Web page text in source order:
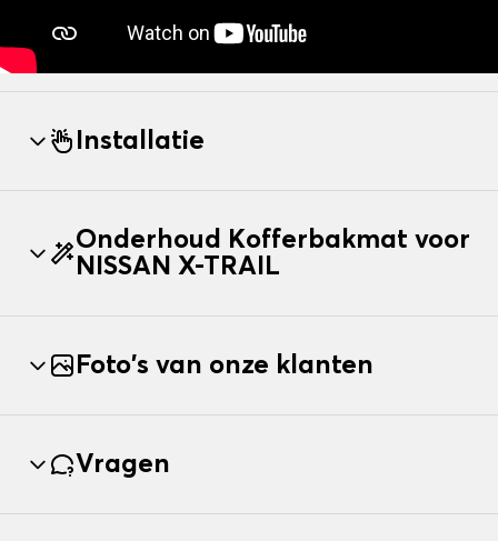
Installatie
Onderhoud Kofferbakmat voor
NISSAN X-TRAIL
Foto's van onze klanten
Vragen